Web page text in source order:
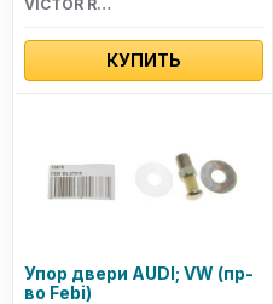
VICTOR REINZ
КУПИТЬ
Упор двери AUDI; VW (пр-
во Febi)